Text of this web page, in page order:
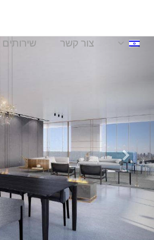
שירותים צור קשר